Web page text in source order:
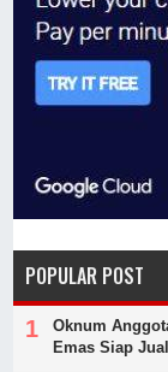
POPULAR POST
Oknum
Emas Siap